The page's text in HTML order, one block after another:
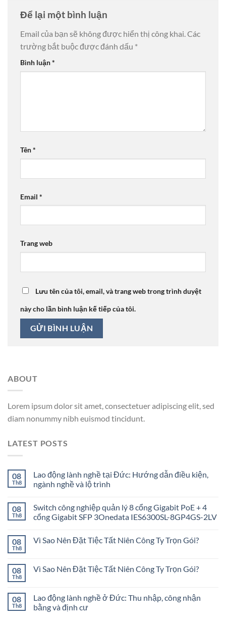
Để lại một bình luận
Email của bạn sẽ không được hiển thị công khai.Các
trường bắt buộc được đánh dấu *
Bình luận*
Tên*
Email *
Trang web
Lưu tên của tôi, email, và trang web trong trình duyệt
này cho lần bình luận kế tiếp của tôi.
ABOUT
Lorem ipsum dolor sit amet, consectetuer adipiscing elit, sed
diam nonummy nibh euismod tincidunt.
LATEST POSTS
08
Th8
Lao động lành nghề tại Đức: Hướng dẫn điều kiện,
ngành nghề và lộ trình
08
Th8
Switch công nghiệp quản lý 8 cổng Gigabit PoE + 4
cổng Gigabit SFP 3Onedata IES6300SL-8GP4GS-2LV
08
Th8
Vì Sao Nên Đặt Tiệc Tất Niên Công Ty Trọn Gói?
08
Th8
Vì Sao Nên Đặt Tiệc Tất Niên Công Ty Trọn Gói?
08
Th8
Lao động lành nghề ở Đức: Thu nhập, công nhận
bằng và định cư